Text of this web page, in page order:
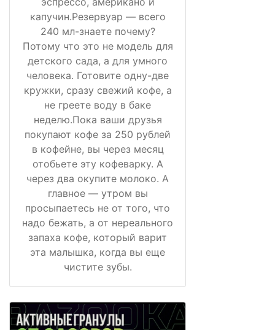
капучин.Резервуар — всего
240 мл-знаете почему?
Потому что это не модель для
детского сада, а для умного
человека. Готовите одну-две
кружки, сразу свежий кофе, а
не греете воду в баке
неделю.Пока ваши друзья
покупают кофе за 250 рублей
в кофейне, вы через месяц
отобьете эту кофеварку. А
через два окупите молоко. А
главное — утром вы
просыпаетесь не от того, что
надо бежать, а от нереального
запаха кофе, который варит
эта малышка, когда вы еще
чистите зубы.